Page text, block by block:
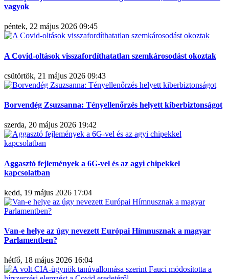
vagyok
péntek, 22 május 2026 09:45
A Covid-oltások visszafordíthatatlan szemkárosodást okoztak
csütörtök, 21 május 2026 09:43
Borvendég Zsuzsanna: Tényellenőrzés helyett kiberbiztonságot
szerda, 20 május 2026 19:42
Aggasztó fejlemények a 6G-vel és az agyi chipekkel
kapcsolatban
kedd, 19 május 2026 17:04
Van-e helye az úgy nevezett Európai Hímnusznak a magyar
Parlamentben?
hétfő, 18 május 2026 16:04